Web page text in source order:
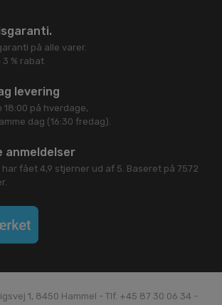
på alle varer.
% rabat
levering
18:00 på hverdage,
dag (16:30 fredag).
anmeldelser
har fået 4,9 stjerner ud af 5. Baseret på 7572
1, 8450 Hammel - Tlf. +45 87 30 06 34 -